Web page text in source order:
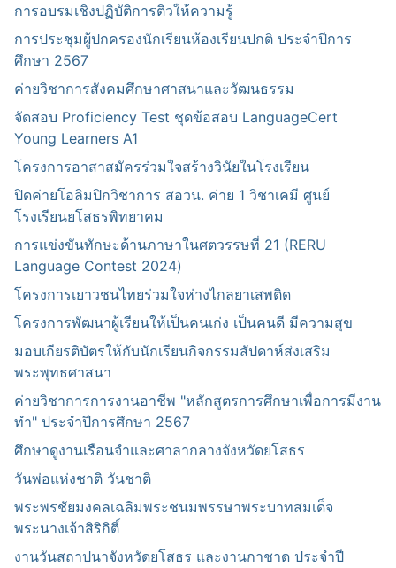
การอบรมเชิงปฏิบัติการติวให้ความรู้
การประชุมผู้ปกครองนักเรียนห้องเรียนปกติ ประจำปีการ
ศึกษา 2567
ค่ายวิชาการสังคมศึกษาศาสนาและวัฒนธรรม
จัดสอบ Proficiency Test ชุดข้อสอบ LanguageCert
Young Learners A1
โครงการอาสาสมัครร่วมใจสร้างวินัยในโรงเรียน
ปิดค่ายโอลิมปิกวิชาการ สอวน. ค่าย 1 วิชาเคมี ศูนย์
โรงเรียนยโสธรพิทยาคม
การแข่งขันทักษะด้านภาษาในศตวรรษที่ 21 (RERU
Language Contest 2024)
โครงการเยาวชนไทยร่วมใจห่างไกลยาเสพติด
โครงการพัฒนาผู้เรียนให้เป็นคนเก่ง เป็นคนดี มีความสุข
มอบเกียรติบัตรให้กับนักเรียนกิจกรรมสัปดาห์ส่งเสริม
พระพุทธศาสนา
ค่ายวิชาการการงานอาชีพ "หลักสูตรการศึกษาเพื่อการมีงาน
ทำ" ประจำปีการศึกษา 2567
ศึกษาดูงานเรือนจำและศาลากลางจังหวัดยโสธร
วันพ่อแห่งชาติ วันชาติ
พระพรชัยมงคลเฉลิมพระชนมพรรษาพระบาทสมเด็จ
พระนางเจ้าสิริกิติ์
งานวันสถาปนาจังหวัดยโสธร และงานกาชาด ประจำปี